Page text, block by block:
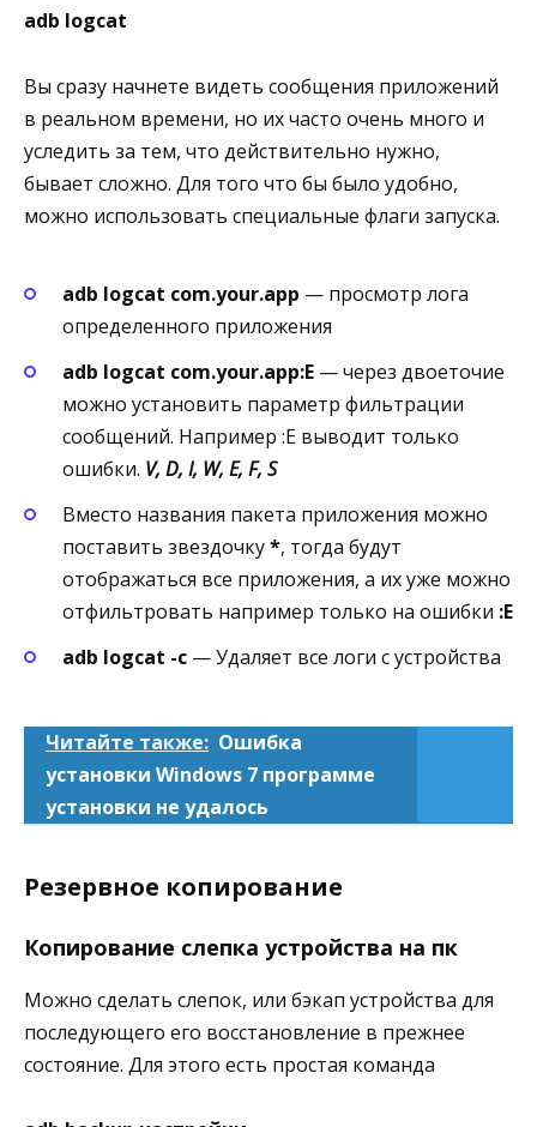
adb logcat
Вы сразу начнете видеть сообщения приложений
в реальном времени, но их часто очень много и
уследить за тем, что действительно нужно,
бывает сложно. Для того что бы было удобно,
можно использовать специальные флаги запуска.
adb logcat com.your.app — просмотр лога
определенного приложения
adb logcat com.your.app:E — через двоеточие
можно установить параметр фильтрации
сообщений. Например :E выводит только
ошибки. V, D, I, W, E, F, S
Вместо названия пакета приложения можно
поставить звездочку*, тогда будут
отображаться все приложения, а их уже можно
отфильтровать например только на ошибки :E
adb logcat -c — Удаляет все логи с устройства
Читайте также: Ошибка
установки Windows 7 программе
установки не удалось
Резервное копирование
Копирование слепка устройства на пк
Можно сделать слепок, или бэкап устройства для
последующего его восстановление в прежнее
состояние. Для этого есть простая команда